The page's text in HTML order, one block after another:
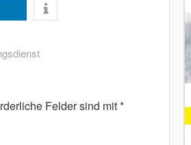
Felder sind mit*